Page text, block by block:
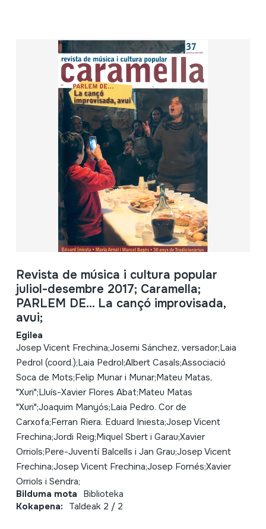
Revista de música i cultura popular
juliol-desembre 2017; Caramella;
PARLEM DE... La cançó improvisada,
avui;
Egilea
Josep Vicent Frechina;Josemi Sánchez, versador;Laia
Pedrol (coord.);Laia Pedrol;Albert Casals;Associació
Soca de Mots;Felip Munar i Munar;Mateu Matas,
"Xuri";Lluís-Xavier Flores Abat;Mateu Matas
"Xuri";Joaquim Manyós;Laia Pedro. Cor de
Carxofa;Ferran Riera. Eduard Iniesta;Josep Vicent
Frechina;Jordi Reig;Miquel Sbert i Garau;Xavier
Orriols;Pere-Juventí Balcells i Jan Grau;Josep Vicent
Frechina;Josep Vicent Frechina;Josep Fornés;Xavier
Orriols i Sendra;
Bilduma mota Biblioteka
Kokapena: Taldeak 2 / 2